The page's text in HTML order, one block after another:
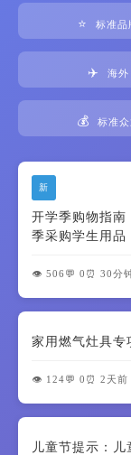
⭐ 标准品
✈️ 海外
💰 标准众
新
开学季购物指
季采购学生用品
👁️ 506 💬 0 ⏰ 30分
家用燃气灶具专
👁️ 124💬 0 ⏰ 2天前
儿童节提示：